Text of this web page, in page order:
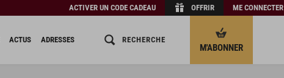
ACTIVER UN CODE CADEAU OFFRIR ME CONNECTER
ACTUS ADRESSES RECHERCHE
M'ABONNER